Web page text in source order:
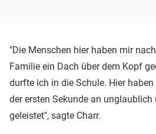
"Die Menschen hier haben mir
Familie ein Dach über dem Kopf
durfte ich in die Schule. Hier
der ersten Sekunde an
geleistet", sagte Charr.